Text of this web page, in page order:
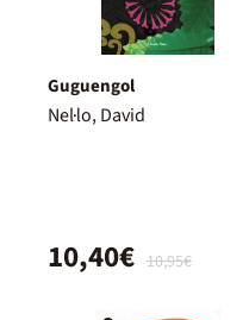
Guguengol
Nel·lo, David
10,95€
10,40€